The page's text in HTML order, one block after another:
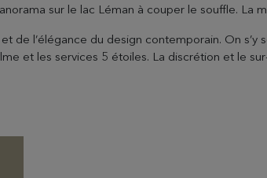
sur le lac Léman à couper le souffle. La
de l’élégance du design contemporain. On s’y
et les services 5 étoiles. La discrétion et le